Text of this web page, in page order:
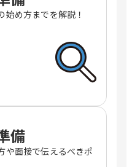
始め方までを解説！
備
や面接で伝えるべきポ